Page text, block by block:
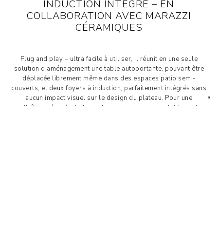
INDUCTION INTÉGRÉ – EN
COLLABORATION AVEC MARAZZI
CÉRAMIQUES
Plug and play – ultra facile à utiliser, il réunit en une seule
solution d’aménagement une table autoportante, pouvant être
déplacée librement même dans des espaces patio semi-
couverts, et deux foyers à induction, parfaitement intégrés sans
aucun impact visuel sur le design du plateau. Pour une
esthétique épurée, le tiroir de commande escamotable reste